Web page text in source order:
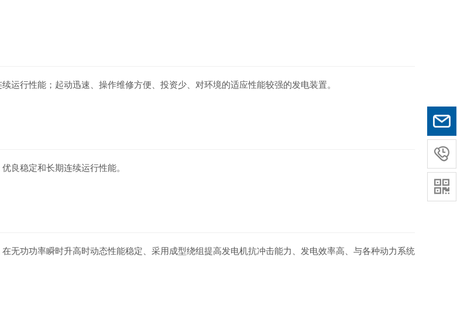
运行性能；起动迅速、操作维修方便、投资少、对环境的适应性能较强的发电装置。
良稳定和长期连续运行性能。
无功功率瞬时升高时动态性能稳定、采用成型绕组提高发电机抗冲击能力、发电效率高、与各种动力系统

